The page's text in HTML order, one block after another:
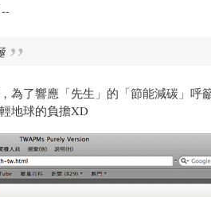
為了響應「先生」的「節能減碳」呼
地球的負擔XD